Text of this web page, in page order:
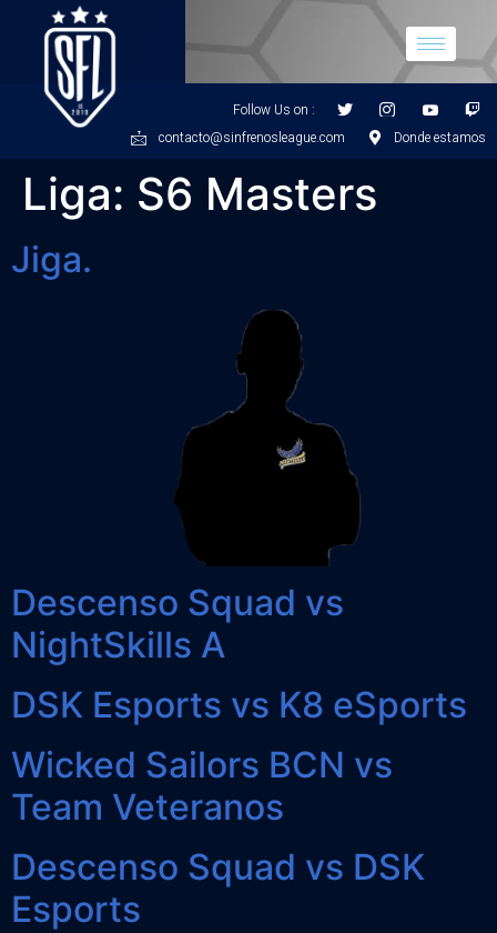
Follow Us on :
contacto@sinfrenosleague.com
Donde estamos
Liga: S6 Masters
Jiga.
Descenso Squad vs
NightSkills A
DSK Esports vs K8 eSports
Wicked Sailors BCN vs
Team Veteranos
Descenso Squad vs DSK
Esports